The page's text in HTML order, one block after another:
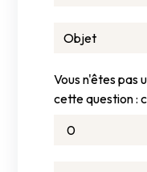
Vous n'êtes pas
cette question :